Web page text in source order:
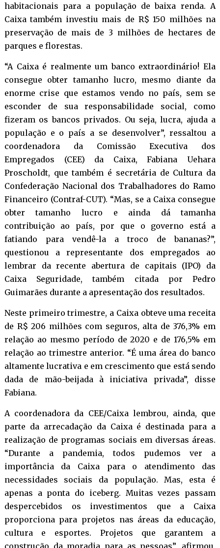
habitacionais para a população de baixa renda. A
Caixa também investiu mais de R$ 150 milhões na
preservação de mais de 3 milhões de hectares de
parques e florestas.
“A Caixa é realmente um banco extraordinário! Ela
consegue obter tamanho lucro, mesmo diante da
enorme crise que estamos vendo no país, sem se
esconder de sua responsabilidade social, como
fizeram os bancos privados. Ou seja, lucra, ajuda a
população e o país a se desenvolver”, ressaltou a
coordenadora da Comissão Executiva dos
Empregados (CEE) da Caixa, Fabiana Uehara
Proscholdt, que também é secretária de Cultura da
Confederação Nacional dos Trabalhadores do Ramo
Financeiro (Contraf-CUT). “Mas, se a Caixa consegue
obter tamanho lucro e ainda dá tamanha
contribuição ao país, por que o governo está a
fatiando para vendê-la a troco de bananas?”,
questionou a representante dos empregados ao
lembrar da recente abertura de capitais (IPO) da
Caixa Seguridade, também citada por Pedro
Guimarães durante a apresentação dos resultados.
Neste primeiro trimestre, a Caixa obteve uma receita
de R$ 206 milhões com seguros, alta de 376,3% em
relação ao mesmo período de 2020 e de 176,5% em
relação ao trimestre anterior. “É uma área do banco
altamente lucrativa e em crescimento que está sendo
dada de mão-beijada à iniciativa privada”, disse
Fabiana.
A coordenadora da CEE/Caixa lembrou, ainda, que
parte da arrecadação da Caixa é destinada para a
realização de programas sociais em diversas áreas.
“Durante a pandemia, todos pudemos ver a
importância da Caixa para o atendimento das
necessidades sociais da população. Mas, esta é
apenas a ponta do iceberg. Muitas vezes passam
despercebidos os investimentos que a Caixa
proporciona para projetos nas áreas da educação,
cultura e esportes. Projetos que garantem a